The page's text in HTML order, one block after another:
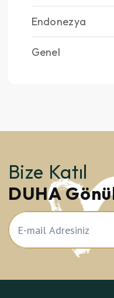
Endonezya
Genel
Bize Katıl
DUHA